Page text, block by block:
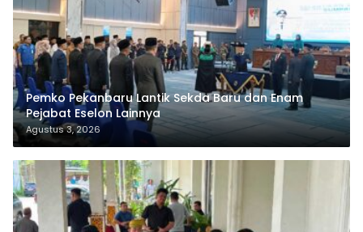
Pemko Pekanbaru Lantik Sekda Baru dan Enam
Pejabat Eselon Lainnya
Agustus 3, 2026